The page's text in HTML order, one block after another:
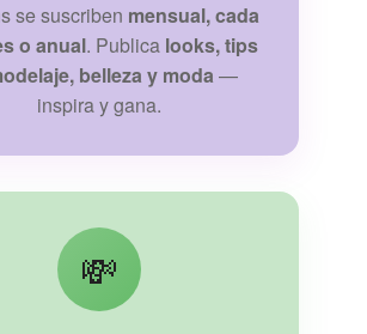
se suscriben mensual, cada
o anual. Publica looks, tips
belleza y moda—
inspira y gana.
💸